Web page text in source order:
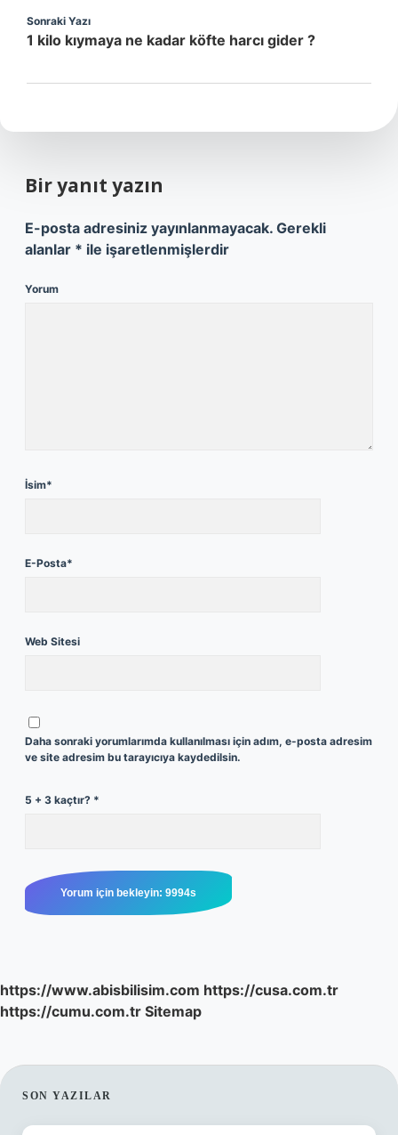
Sonraki Yazı
1 kilo kıymaya ne kadar köfte harcı gider ?
Bir yanıt yazın
E-posta adresiniz yayınlanmayacak. Gerekli
alanlar * ile işaretlenmişlerdir
Yorum
İsim*
E-Posta*
Web Sitesi
Daha sonraki yorumlarımda kullanılması için adım, e-posta adresim
ve site adresim bu tarayıcıya kaydedilsin.
5 + 3 kaçtır? *
https://www.abisbilisim.com https://cusa.com.tr
https://cumu.com.tr Sitemap
SIDEBAR
SON YAZILAR